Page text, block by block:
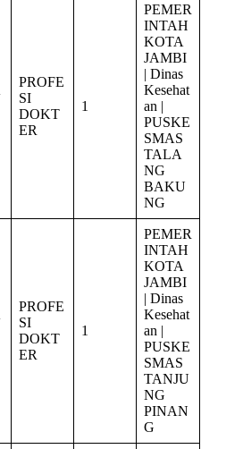
PROFE
SI
DOKT
ER
1
PEMER
INTAH
KOTA
JAMBI
| Dinas
Kesehat
an |
PUSKE
SMAS
TALA
NG
BAKU
NG
PROFE
SI
DOKT
ER
1
PEMER
INTAH
KOTA
JAMBI
| Dinas
Kesehat
an |
PUSKE
SMAS
TANJU
NG
PINAN
G